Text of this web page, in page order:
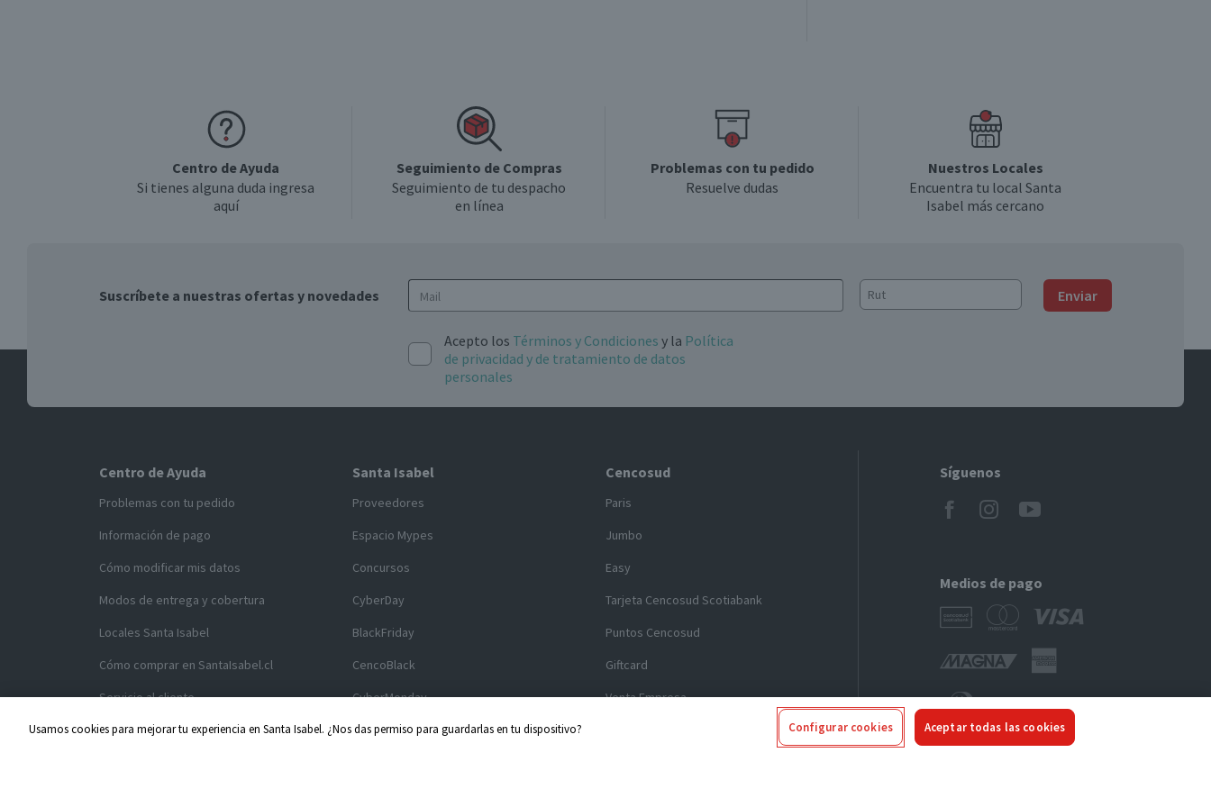
Centro de Ayuda
Si tienes alguna duda ingresa
aquí
Seguimiento de Compras
Seguimiento de tu despacho
en línea
Problemas con tu pedido
Resuelve dudas
Nuestros Locales
Encuentra tu local Santa
Isabel más cercano
Suscríbete a nuestras ofertas y novedades Enviar
Acepto los Términos y Condiciones y la Política
de privacidad y de tratamiento de datos
personales
Centro de Ayuda
Problemas con tu pedido
Información de pago
Cómo modificar mis datos
Modos de entrega y cobertura
Locales Santa Isabel
Cómo comprar en SantaIsabel.cl
Servicio al cliente
Santa Isabel
Proveedores
Espacio Mypes
Concursos
CyberDay
BlackFriday
CencoBlack
CyberMonday
Acuerdos legales
Cencosud
Paris
Jumbo
Easy
Tarjeta Cencosud Scotiabank
Puntos Cencosud
Giftcard
Venta Empresa
Síguenos
Medios de pago
Usamos cookies para mejorar tu experiencia en Santa Isabel. ¿Nos das permiso para guardarlas en tu dispositivo? Configurar cookies Aceptar todas las cookies